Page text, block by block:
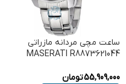
ساعت مچی مردانه مازراتی
MASERATI R8873621044
55,909,000تومان